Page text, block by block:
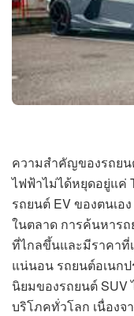
ความสำคัญของรถยน
ไฟฟ้าไม่ได้หยุดอยู่แค่
รถยนต์ EV ของตนเ
ในตลาด การค้นหารถ
ที่ไกลขึ้นและมีราคาที่
แน่นอน รถยนต์อเนกป
นิยมของรถยนต์ SUV
บริโภคทั่วโลก เนื่อง